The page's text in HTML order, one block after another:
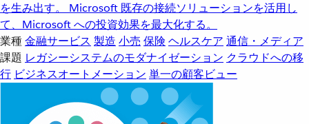
を生み出す。
Microsoft 既存の接続ソリューションを活用し
て、Microsoft への投資効果を最大化する。
業種金融サービス 製造 小売 保険 ヘルスケア 通信・メディア
課題 レガシーシステムのモダナイゼーション クラウドへの移
行 ビジネスオートメーション 単一の顧客ビュー